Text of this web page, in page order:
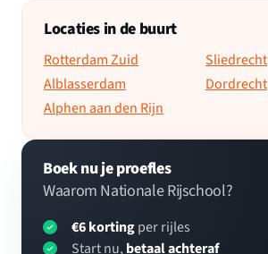
Locaties in de buurt
Rotterdam Zuid
Alblasserdam
Alphen aan den Rijn
Sliedrecht
Dordrecht
Boek nu je proefles
Waarom Nationale Rijschool?
€6 kortingper rijles
Start nu, betaal achteraf